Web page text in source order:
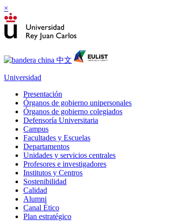
×
Universidad
Presentación
Órganos de gobierno unipersonales
Órganos de gobierno colegiados
Defensoría Universitaria
Campus
Facultades y Escuelas
Departamentos
Unidades y servicios centrales
Profesores e investigadores
Institutos y Centros
Sostenibilidad
Calidad
Alumni
Canal Ético
Plan estratégico